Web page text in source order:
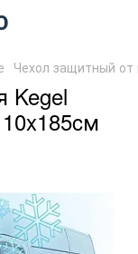
Чехол защитный от
Kegel